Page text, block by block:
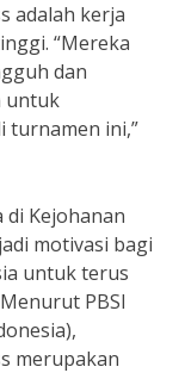
adalah kerja
“Mereka
dan
untuk
turnamen ini,”
di Kejohanan
motivasi bagi
untuk terus
PBSI
merupakan